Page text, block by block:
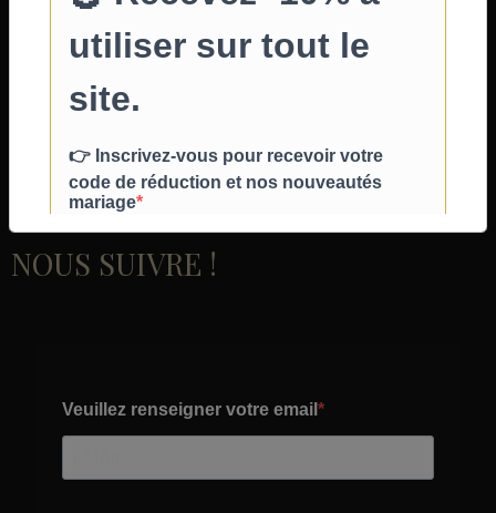
Retours & Remboursement
NOUS SUIVRE !